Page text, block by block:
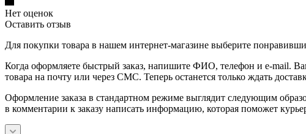
Нет оценок
Оставить отзыв
Для покупки товара в нашем интернет-магазине выберите
Когда оформляете быстрый заказ, напишите ФИО, телефон и e-mail.
товара на почту или через СМС. Теперь останется только ждать
Оформление заказа в стандартном режиме выглядит следующим
в комментарии к заказу написать информацию, которая поможет